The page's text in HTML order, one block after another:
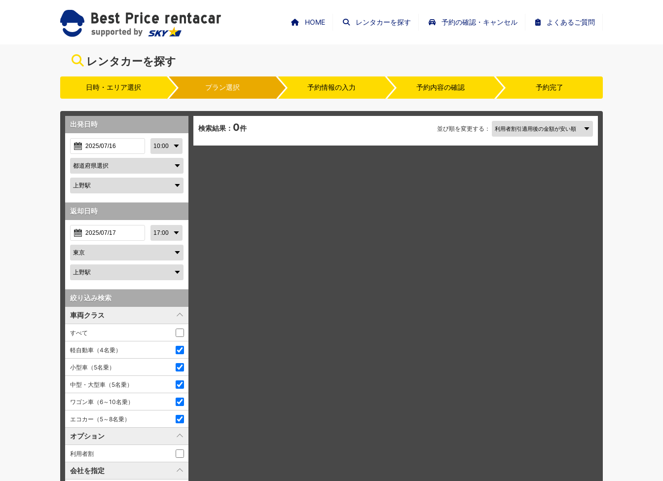
よくあるご質問
予約の確認・キャンセル
レンタカーを探す
HOME
レンタカーを探す
日時・エリア選択 プラン選択 予約情報の入力 予約内容の確認 予約完了
出発日時
返却日時
絞り込み検索
車両クラス
すべて
軽自動車（4名乗）
小型車（5名乗）
中型・大型車（5名乗）
ワゴン車（6～10名乗）
エコカー（5～8名乗）
オプション
利用者割
会社を指定
検索結果： 0件 並び順を変更する：